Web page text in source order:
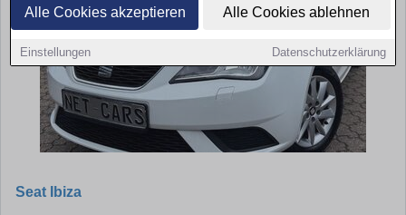
Alle Cookies akzeptieren Alle Cookies ablehnen
Einstellungen Datenschutzerklärung
Seat Ibiza